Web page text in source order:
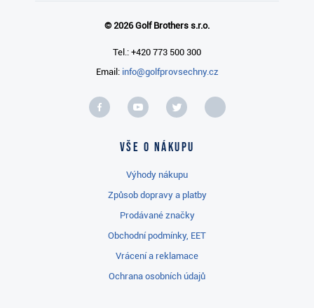
© 2026 Golf Brothers s.r.o.
Tel.: +420 773 500 300
Email: info@golfprovsechny.cz
Vše o nákupu
Výhody nákupu
Způsob dopravy a platby
Prodávané značky
Obchodní podmínky, EET
Vrácení a reklamace
Ochrana osobních údajů